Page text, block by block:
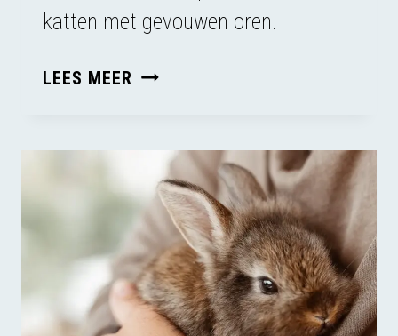
katten met gevouwen oren.
LEES MEER EEN
GEEN
ACCESSOIRE